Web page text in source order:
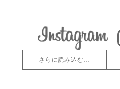
さらに読み込む…